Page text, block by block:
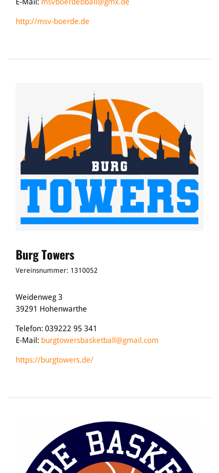
http://msv-boerde.de
Burg Towers
Vereinsnummer: 1310052
Weidenweg 3
39291 Hohenwarthe
Telefon: 039222 95 341
E-Mail: burgtowersbasketball@gmail.com
https://burgtowers.de/